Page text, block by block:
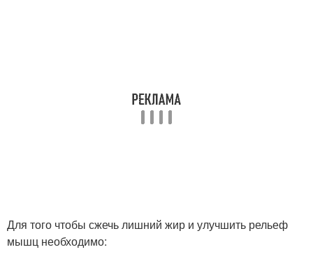
Для того чтобы сжечь лишний жир и улучшить рельеф
мышц необходимо: